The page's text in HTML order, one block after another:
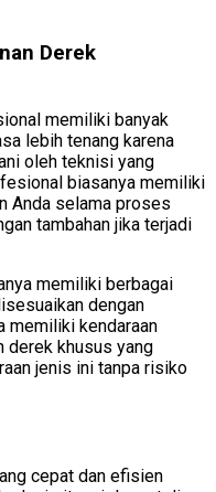
Derek
memiliki banyak
lebih tenang karena
oleh teknisi yang
biasanya memiliki
Anda selama proses
tambahan jika terjadi
memiliki berbagai
dengan
memiliki kendaraan
derek khusus yang
jenis ini tanpa risiko
cepat dan efisien